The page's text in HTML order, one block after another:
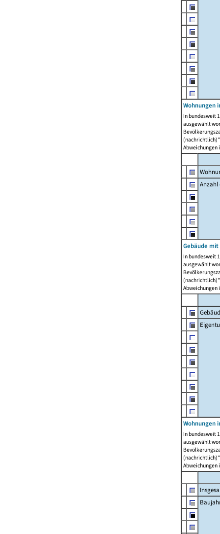
Wohnungen
In bundesweit
ausgewählt
Abweichungen
Anzahl
Gebäude
In bundesweit
ausgewählt
Abweichungen
Wohnungen
In bundesweit
ausgewählt
Abweichungen